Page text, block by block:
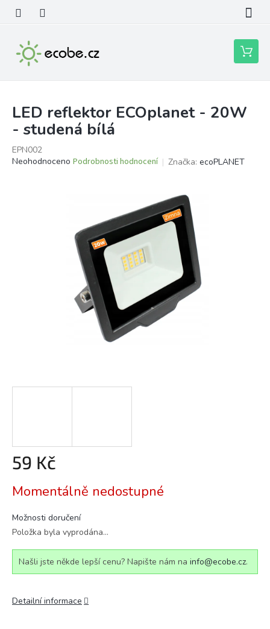
obsah
Nákupní
košík
LED reflektor ECOplanet - 20W
- studená bílá
EPN002
Průměrné
Neohodnoceno Podrobnosti hodnocení Značka: ecoPLANET
59 Kč
cena:
Momentálně nedostupné
Možnosti doručení
Položka byla vyprodána…
Našli jste někde lepší cenu? Napište nám na info@ecobe.cz.
Detailní informace